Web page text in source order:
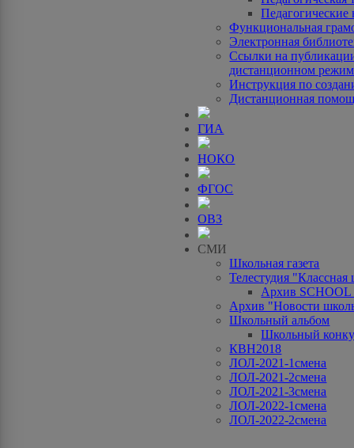
Педагогические
Функциональная
Электронная
Ссылки на
дистанционном
Инструкция по
Дистанционная
ГИА
НОКО
ФГОС
ОВЗ
СМИ
Школьная газета
Телестудия "Классная
Архив
Архив "Новости
Школьный альбом
Школьный
КВН2018
ЛОЛ-2021-1смена
ЛОЛ-2021-2смена
ЛОЛ-2021-3смена
ЛОЛ-2022-1смена
ЛОЛ-2022-2смена